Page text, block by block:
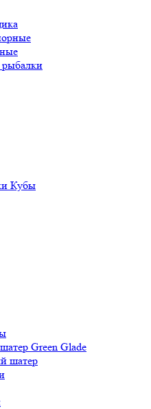
рыбалки
Кубы
Green Glade
шатер